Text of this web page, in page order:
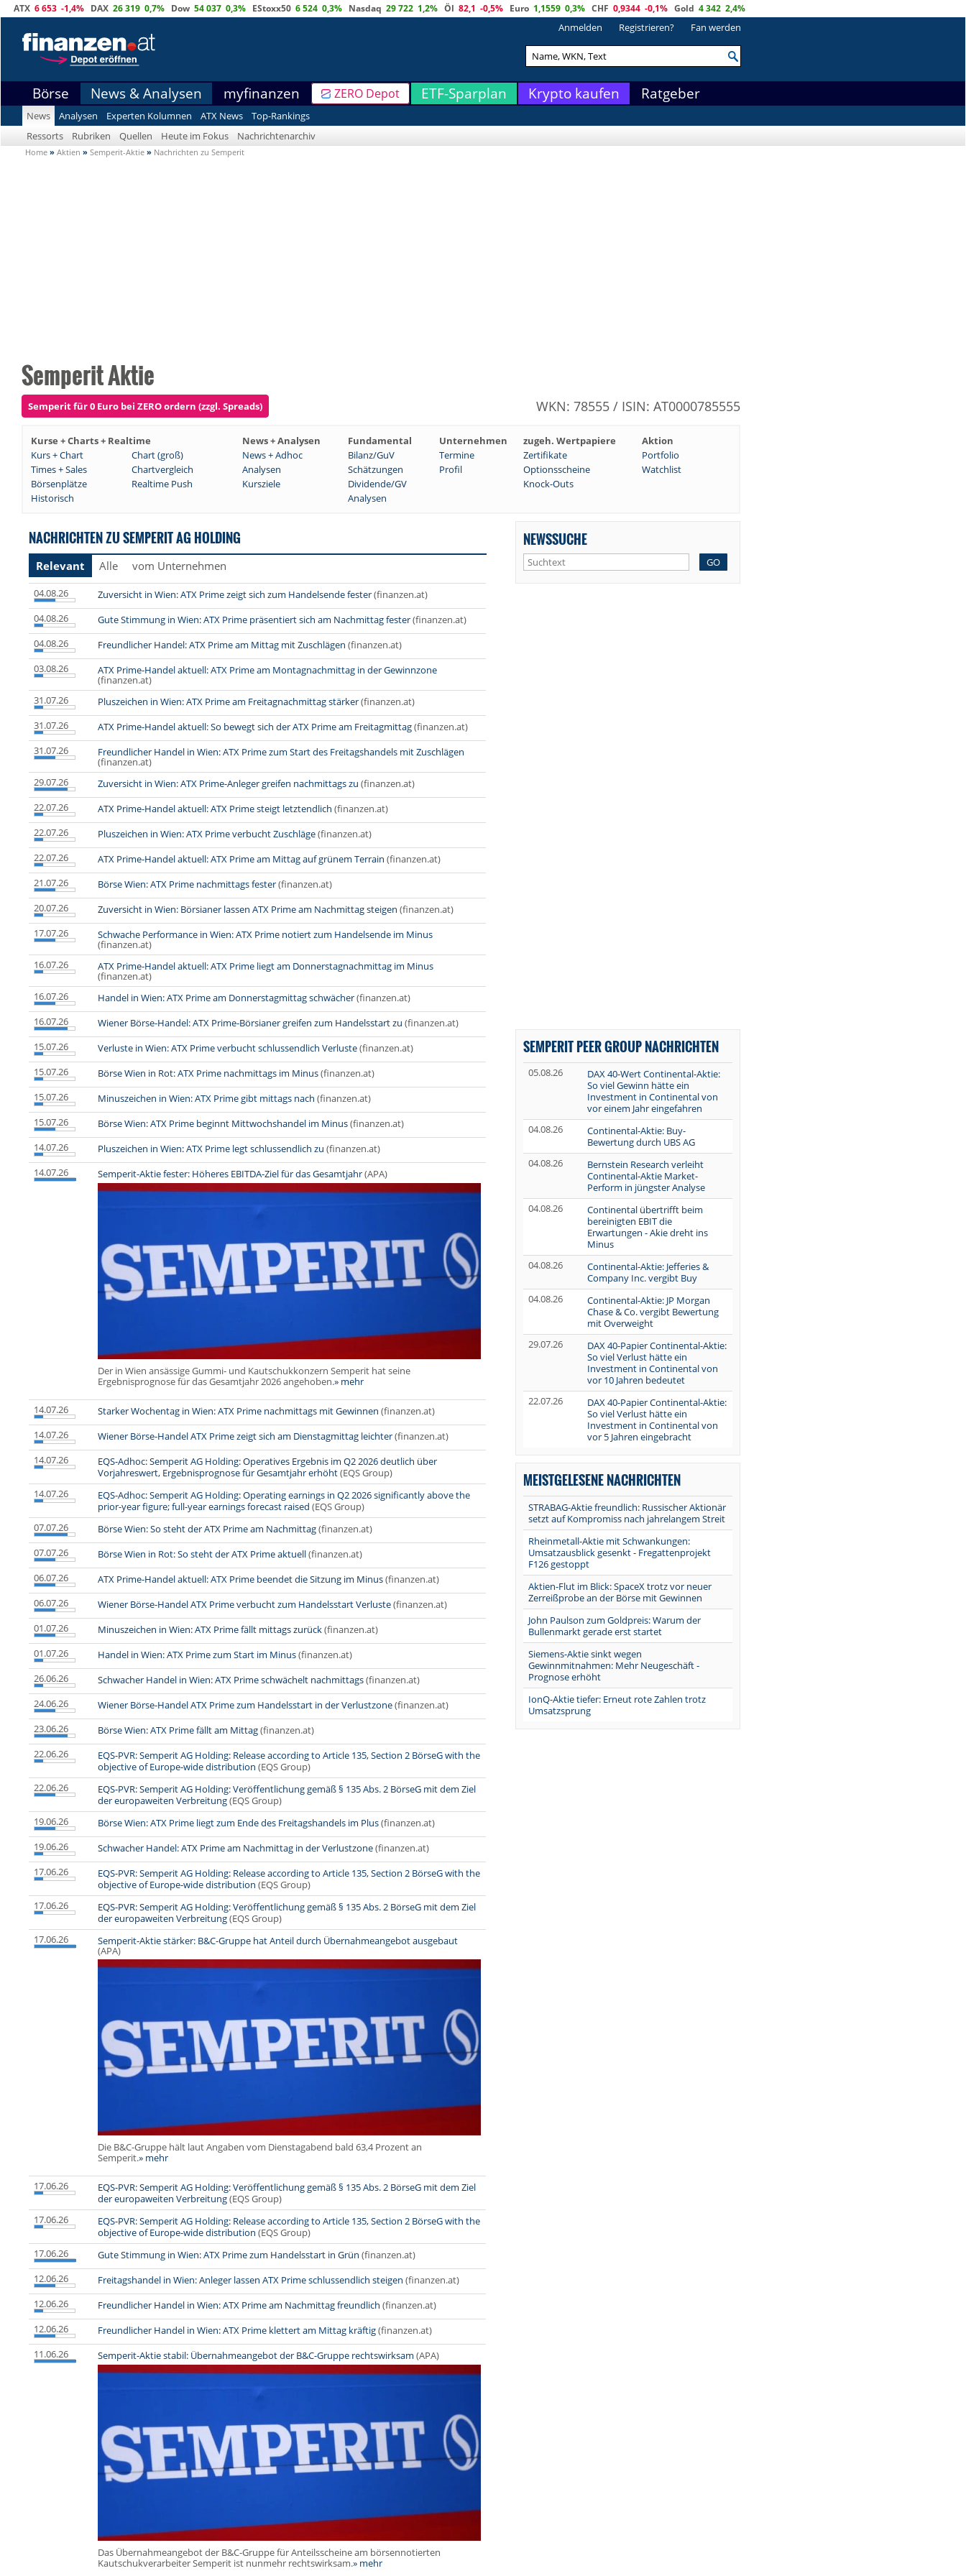
ATX 6 653 -1,4% DAX 26 319 0,7% Dow 54 037 0,3% EStoxx50 6 524 0,3% Nasdaq 29 722 1,2% Öl 82,1 -0,5% Euro 1,1559 0,3% CHF 0,9344 -0,1% Gold 4 342 2,4%
Anmelden Registrieren? Fan werden
Börse News & Analysen myfinanzen ZERO Depot ETF-Sparplan Krypto kaufen Ratgeber
News Analysen Experten Kolumnen ATX News
Top-Rankings
Ressorts
Rubriken Quellen Heute im Fokus Nachrichtenarchiv
Home » Aktien » Semperit-Aktie » Nachrichten zu Semperit
Semperit Aktie
Semperit für 0 Euro bei ZERO ordern (zzgl. Spreads) WKN: 78555 / ISIN: AT0000785555
Kurse + Charts + Realtime News + Analysen Fundamental Unternehmen zugeh. Wertpapiere
Aktion
Kurs + Chart
Chart (groß) News + Adhoc Bilanz/GuV Termine Zertifikate
Portfolio
Times + Sales
Chartvergleich Analysen Schätzungen Profil Optionsscheine
Watchlist
Börsenplätze
Realtime Push Kursziele Dividende/GV
Knock-Outs
Historisch
Analysen
NACHRICHTEN ZU SEMPERIT AG HOLDING
Relevant Alle vom Unternehmen
04.08.26 Zuversicht in Wien: ATX Prime zeigt sich zum Handelsende fester(finanzen.at)
04.08.26
Gute Stimmung in Wien: ATX Prime präsentiert sich am Nachmittag fester(finanzen.at)
04.08.26
Freundlicher Handel: ATX Prime am Mittag mit Zuschlägen (finanzen.at)
03.08.26
ATX Prime-Handel aktuell: ATX Prime am Montagnachmittag in der Gewinnzone
(finanzen.at)
31.07.26
Pluszeichen in Wien: ATX Prime am Freitagnachmittag stärker(finanzen.at)
31.07.26
ATX Prime-Handel aktuell: So bewegt sich der ATX Prime am Freitagmittag(finanzen.at)
31.07.26
Freundlicher Handel in Wien: ATX Prime zum Start des Freitagshandels mit Zuschlägen
(finanzen.at)
29.07.26
Zuversicht in Wien: ATX Prime-Anleger greifen nachmittags zu (finanzen.at)
22.07.26
ATX Prime-Handel aktuell: ATX Prime steigt letztendlich (finanzen.at)
22.07.26
Pluszeichen in Wien: ATX Prime verbucht Zuschläge(finanzen.at)
22.07.26
ATX Prime-Handel aktuell: ATX Prime am Mittag auf grünem Terrain (finanzen.at)
21.07.26
Börse Wien: ATX Prime nachmittags fester(finanzen.at)
20.07.26
Zuversicht in Wien: Börsianer lassen ATX Prime am Nachmittag steigen (finanzen.at)
17.07.26
Schwache Performance in Wien: ATX Prime notiert zum Handelsende im Minus
(finanzen.at)
16.07.26
ATX Prime-Handel aktuell: ATX Prime liegt am Donnerstagnachmittag im Minus
(finanzen.at)
16.07.26
Handel in Wien: ATX Prime am Donnerstagmittag schwächer(finanzen.at)
16.07.26
Wiener Börse-Handel: ATX Prime-Börsianer greifen zum Handelsstart zu (finanzen.at)
15.07.26
Verluste in Wien: ATX Prime verbucht schlussendlich Verluste(finanzen.at)
15.07.26
Börse Wien in Rot: ATX Prime nachmittags im Minus(finanzen.at)
15.07.26
Minuszeichen in Wien: ATX Prime gibt mittags nach (finanzen.at)
15.07.26
Börse Wien: ATX Prime beginnt Mittwochshandel im Minus(finanzen.at)
14.07.26
Pluszeichen in Wien: ATX Prime legt schlussendlich zu (finanzen.at)
14.07.26
Semperit-Aktie fester: Höheres EBITDA-Ziel für das Gesamtjahr(APA)
Der in Wien ansässige Gummi- und Kautschukkonzern Semperit hat seine
Ergebnisprognose für das Gesamtjahr 2026 angehoben.» mehr
14.07.26 Starker Wochentag in Wien: ATX Prime nachmittags mit Gewinnen (finanzen.at)
14.07.26
Wiener Börse-Handel ATX Prime zeigt sich am Dienstagmittag leichter(finanzen.at)
14.07.26
EQS-Adhoc: Semperit AG Holding: Operatives Ergebnis im Q2 2026 deutlich über
Vorjahreswert, Ergebnisprognose für Gesamtjahr erhöht(EQS Group)
14.07.26
EQS-Adhoc: Semperit AG Holding: Operating earnings in Q2 2026 significantly above the
prior-year figure; full-year earnings forecast raised (EQS Group)
07.07.26
Börse Wien: So steht der ATX Prime am Nachmittag(finanzen.at)
07.07.26
Börse Wien in Rot: So steht der ATX Prime aktuell(finanzen.at)
06.07.26
ATX Prime-Handel aktuell: ATX Prime beendet die Sitzung im Minus(finanzen.at)
06.07.26
Wiener Börse-Handel ATX Prime verbucht zum Handelsstart Verluste(finanzen.at)
01.07.26
Minuszeichen in Wien: ATX Prime fällt mittags zurück(finanzen.at)
01.07.26
Handel in Wien: ATX Prime zum Start im Minus(finanzen.at)
26.06.26
Schwacher Handel in Wien: ATX Prime schwächelt nachmittags(finanzen.at)
24.06.26
Wiener Börse-Handel ATX Prime zum Handelsstart in der Verlustzone(finanzen.at)
23.06.26
Börse Wien: ATX Prime fällt am Mittag(finanzen.at)
22.06.26
EQS-PVR: Semperit AG Holding: Release according to Article 135, Section 2 BörseG with the
objective of Europe-wide distribution (EQS Group)
22.06.26
EQS-PVR: Semperit AG Holding: Veröffentlichung gemäß § 135 Abs. 2 BörseG mit dem Ziel
der europaweiten Verbreitung(EQS Group)
19.06.26
Börse Wien: ATX Prime liegt zum Ende des Freitagshandels im Plus(finanzen.at)
19.06.26
Schwacher Handel: ATX Prime am Nachmittag in der Verlustzone(finanzen.at)
17.06.26
EQS-PVR: Semperit AG Holding: Release according to Article 135, Section 2 BörseG with the
objective of Europe-wide distribution (EQS Group)
17.06.26
EQS-PVR: Semperit AG Holding: Veröffentlichung gemäß § 135 Abs. 2 BörseG mit dem Ziel
der europaweiten Verbreitung(EQS Group)
17.06.26
Semperit-Aktie stärker: B&C-Gruppe hat Anteil durch Übernahmeangebot ausgebaut
(APA)
Die B&C-Gruppe hält laut Angaben vom Dienstagabend bald 63,4 Prozent an
Semperit.» mehr
17.06.26
EQS-PVR: Semperit AG Holding: Veröffentlichung gemäß § 135 Abs. 2 BörseG mit dem Ziel
der europaweiten Verbreitung(EQS Group)
17.06.26
EQS-PVR: Semperit AG Holding: Release according to Article 135, Section 2 BörseG with the
objective of Europe-wide distribution (EQS Group)
17.06.26
Gute Stimmung in Wien: ATX Prime zum Handelsstart in Grün (finanzen.at)
12.06.26
Freitagshandel in Wien: Anleger lassen ATX Prime schlussendlich steigen (finanzen.at)
12.06.26
Freundlicher Handel in Wien: ATX Prime am Nachmittag freundlich (finanzen.at)
12.06.26
Freundlicher Handel in Wien: ATX Prime klettert am Mittag kräftig(finanzen.at)
11.06.26
Semperit-Aktie stabil: Übernahmeangebot der B&C-Gruppe rechtswirksam (APA)
Das Übernahmeangebot der B&C-Gruppe für Anteilsscheine am börsennotierten
Kautschukverarbeiter Semperit ist nunmehr rechtswirksam.» mehr
NEWSSUCHE
GO
SEMPERIT PEER GROUP NACHRICHTEN
05.08.26
DAX 40-Wert Continental-Aktie:
So viel Gewinn hätte ein
Investment in Continental von
vor einem Jahr eingefahren
04.08.26
Continental-Aktie: Buy-
Bewertung durch UBS AG
04.08.26
Bernstein Research verleiht
Continental-Aktie Market-
Perform in jüngster Analyse
04.08.26
Continental übertrifft beim
bereinigten EBIT die
Erwartungen - Akie dreht ins
Minus
04.08.26
Continental-Aktie: Jefferies &
Company Inc. vergibt Buy
04.08.26
Continental-Aktie: JP Morgan
Chase & Co. vergibt Bewertung
mit Overweight
29.07.26
DAX 40-Papier Continental-Aktie:
So viel Verlust hätte ein
Investment in Continental von
vor 10 Jahren bedeutet
22.07.26
DAX 40-Papier Continental-Aktie:
So viel Verlust hätte ein
Investment in Continental von
vor 5 Jahren eingebracht
MEISTGELESENE NACHRICHTEN
STRABAG-Aktie freundlich: Russischer Aktionär
setzt auf Kompromiss nach jahrelangem Streit
Rheinmetall-Aktie mit Schwankungen:
Umsatzausblick gesenkt - Fregattenprojekt
F126 gestoppt
Aktien-Flut im Blick: SpaceX trotz vor neuer
Zerreißprobe an der Börse mit Gewinnen
John Paulson zum Goldpreis: Warum der
Bullenmarkt gerade erst startet
Siemens-Aktie sinkt wegen
Gewinnmitnahmen: Mehr Neugeschäft -
Prognose erhöht
IonQ-Aktie tiefer: Erneut rote Zahlen trotz
Umsatzsprung